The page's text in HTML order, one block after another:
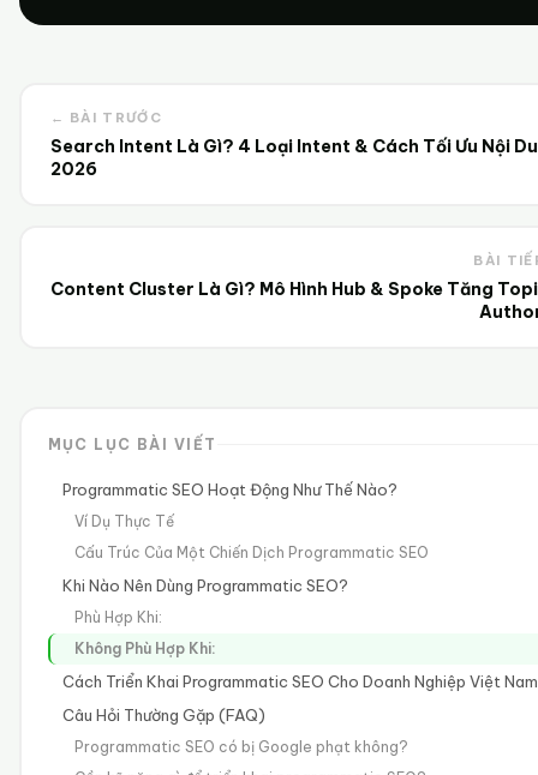
← BÀI TRƯỚC
Search Intent Là Gì? 4 Loại Intent & Cách Tối Ưu Nội
2026
BÀI
Content Cluster Là Gì? Mô Hình Hub & Spoke Tăng
MỤC LỤC BÀI VIẾT
Programmatic SEO Hoạt Động Như Thế Nào?
Ví Dụ Thực Tế
Cấu Trúc Của Một Chiến Dịch Programmatic SEO
Khi Nào Nên Dùng Programmatic SEO?
Phù Hợp Khi:
Không Phù Hợp Khi:
Cách Triển Khai Programmatic SEO Cho Doanh Nghiệp Việt Nam
Câu Hỏi Thường Gặp (FAQ)
Programmatic SEO có bị Google phạt không?